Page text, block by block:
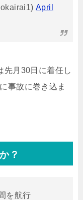
April
月30日に着任し
事故に巻き込ま
？
を航行